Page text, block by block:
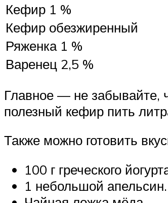
Кефир 1 %
Кефир обезжиренный
Ряженка 1 %
Варенец 2,5 %
Главное — не забывайте,
полезный кефир пить
Также можно готовить
100 г греческого
1 небольшой апельсин.